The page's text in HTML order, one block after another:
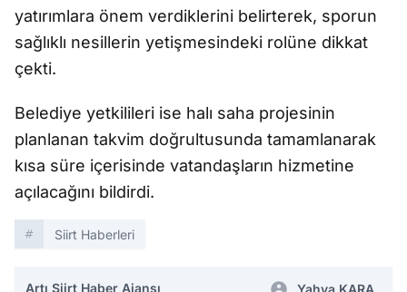
yatırımlara önem verdiklerini belirterek, sporun
sağlıklı nesillerin yetişmesindeki rolüne dikkat
çekti.
Belediye yetkilileri ise halı saha projesinin
planlanan takvim doğrultusunda tamamlanarak
kısa süre içerisinde vatandaşların hizmetine
açılacağını bildirdi.
Siirt Haberleri
Artı Siirt Haber Ajansı Yahya KARA